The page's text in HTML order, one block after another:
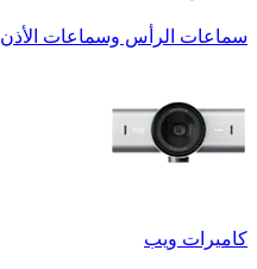
سماعات الرأس وسماعات الأذن
كاميرات ويب